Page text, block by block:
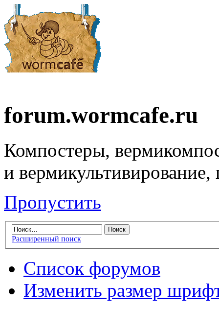
forum.wormcafe.ru
Компостеры,
и
Пропустить
Расширенный поиск
Список форумов
Изменить размер